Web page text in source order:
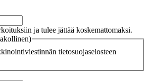
ja tulee jättää koskemattomaksi.
tietosuojaselosteen